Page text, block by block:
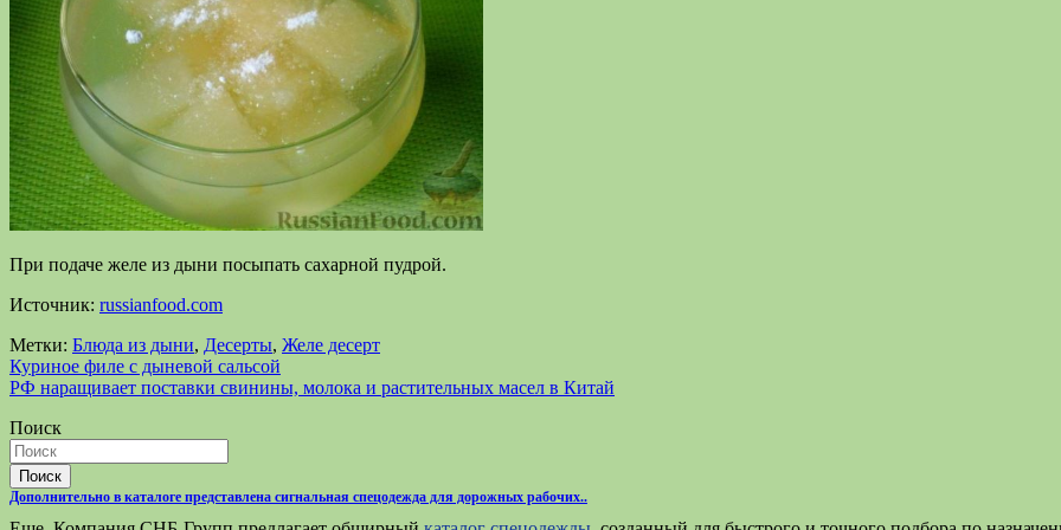
При подаче желе из дыни посыпать сахарной пудрой.
Источник: russianfood.com
Метки: Блюда из дыни, Десерты, Желе десерт
Навигация
по
записям
Куриное филе с дыневой сальсой
РФ наращивает поставки свинины, молока и растительных масел в Китай
Поиск
Поиск
Дополнительно в каталоге представлена сигнальная спецодежда для дорожных рабочих..